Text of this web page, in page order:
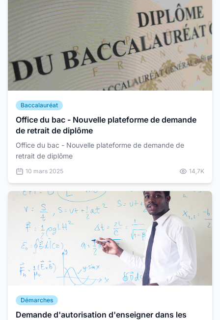
Baccalauréat
Office du bac - Nouvelle plateforme de demande
de retrait de diplôme
Office du bac - Nouvelle plateforme de demande de
retrait de diplôme
10 mars 2025 14,7K
Démarches
Demande d'autorisation d'enseigner dans les